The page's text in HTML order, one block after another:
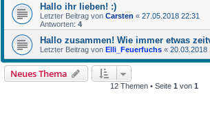
Hallo ihr lieben! :)
Letzter Beitrag von Carsten « 27.05.2018 22:31
Antworten: 4
Hallo zusammen! Wie immer etwas
Letzter Beitrag von Elli_Feuerfuchs « 20.03.2018
Neues Thema
12 Themen • Seite 1 von 1